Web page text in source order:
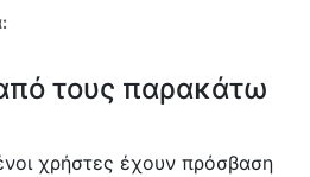
τους παρακάτω
χρήστες έχουν πρόσβαση